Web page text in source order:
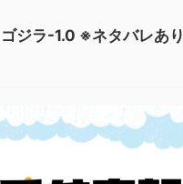
ゴジラ-1.0 ※ネタバレあり